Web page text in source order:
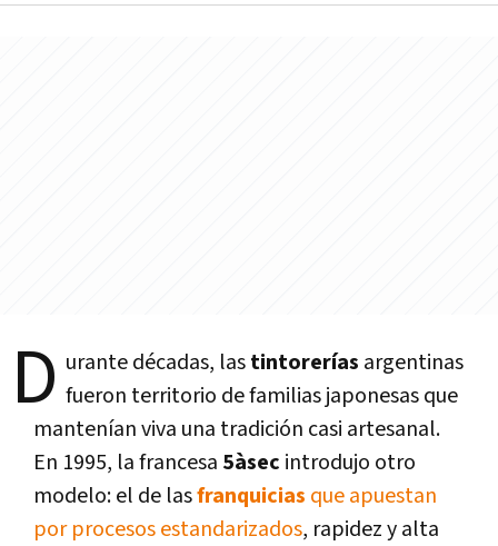
D urante décadas, lastintorerías argentinas
fueron territorio de familias japonesas que
mantenían viva una tradición casi artesanal.
En 1995, la francesa 5àsec introdujo otro
modelo: el de lasfranquicias que apuestan
por procesos estandarizados, rapidez y alta